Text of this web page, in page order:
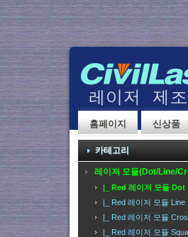
홈페이지 신상품
카테고리
레이저 모듈(Dot/Line/
|_ Red 레이저 모듈 Dot
|_ Red 레이저 모듈 Line
|_ Red 레이저 모듈
|_ Red 레이저 모듈